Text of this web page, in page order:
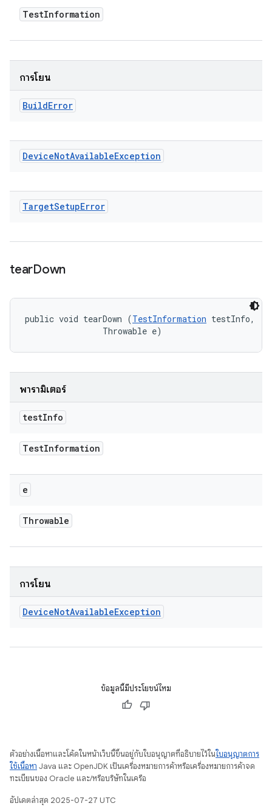
TestInformation
การโยน
BuildError
DeviceNotAvailableException
TargetSetupError
tearDown
public void tearDown (TestInformation testInfo,
                Throwable e)
พารามิเตอร์
testInfo
TestInformation
e
Throwable
การโยน
DeviceNotAvailableException
ข้อมูลนี้มีประโยชน์ไหม
ตัวอย่างเนื้อหาและโค้ดในหน้าเว็บนี้ขึ้นอยู่กับใบอนุญาตที่อธิบายไว้ในใบอนุญาตการ
ใช้เนื้อหา Java และ OpenJDK เป็นเครื่องหมายการค้าหรือเครื่องหมายการค้าจด
ทะเบียนของ Oracle และ/หรือบริษัทในเครือ
อัปเดตล่าสุด 2025-07-27 UTC